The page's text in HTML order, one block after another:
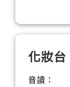
化妝台
音讀：